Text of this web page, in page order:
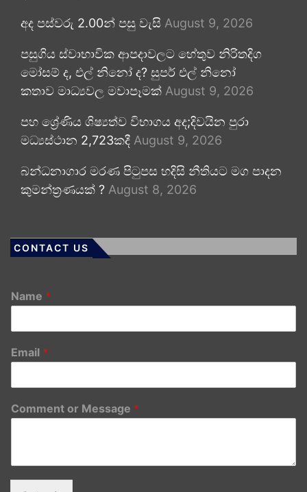
අද පස්වරු 2.00න් පසු වැසි August 9, 2026
පසුගිය ස්වාභාවික ආපදාවලට හේතුව නිරිතදිග
මෝසම් ද, එල් නිනෝ ද? සුපර් එල් නිනෝ
කතාව මාධ්‍යවල මවාපෑමක් August 9, 2026
පහ ශ්‍රේණිය ශිෂ්‍යත්ව විභාගය අද;දිවයින පුරා
මධ්‍යස්ථාන 2,723කදී August 9, 2026
බන්ධනාගාර මරණ පිටුපස හදිසි නීතියට මග පාදන
කුමන්ත්‍රණයක් ? August 8, 2026
CONTACT US
Name *
Email *
Comment or Message *